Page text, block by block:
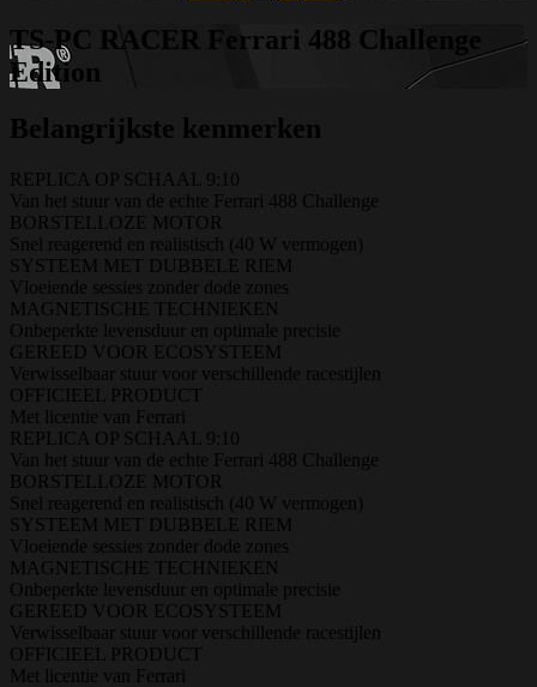
TS-PC RACER Ferrari 488 Challenge
Edition
Belangrijkste kenmerken
REPLICA OP SCHAAL 9:10
Van het stuur van de echte Ferrari 488 Challenge
BORSTELLOZE MOTOR
Snel reagerend en realistisch (40 W vermogen)
SYSTEEM MET DUBBELE RIEM
Vloeiende sessies zonder dode zones
MAGNETISCHE TECHNIEKEN
Onbeperkte levensduur en optimale precisie
GEREED VOOR ECOSYSTEEM
Verwisselbaar stuur voor verschillende racestijlen
OFFICIEEL PRODUCT
Met licentie van Ferrari
REPLICA OP SCHAAL 9:10
Van het stuur van de echte Ferrari 488 Challenge
BORSTELLOZE MOTOR
Snel reagerend en realistisch (40 W vermogen)
SYSTEEM MET DUBBELE RIEM
Vloeiende sessies zonder dode zones
MAGNETISCHE TECHNIEKEN
Onbeperkte levensduur en optimale precisie
GEREED VOOR ECOSYSTEEM
Verwisselbaar stuur voor verschillende racestijlen
OFFICIEEL PRODUCT
Met licentie van Ferrari